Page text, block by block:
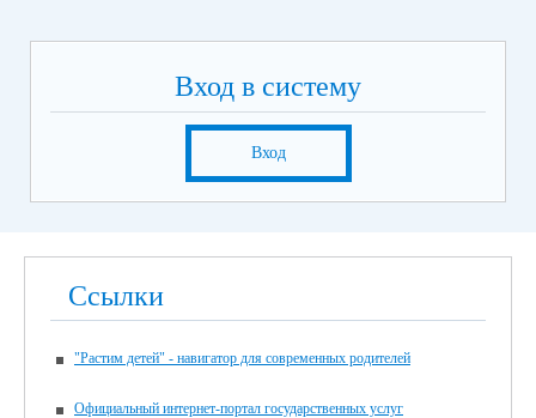
Вход в систему
Вход
Ссылки
"Растим детей" - навигатор для современных родителей
Официальный интернет-портал государственных услуг